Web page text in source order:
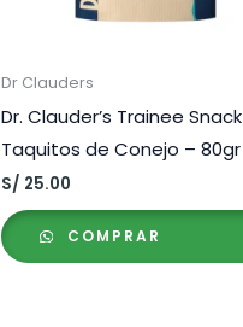
Dr Clauders
Dr. Clauder’s Trainee Snack
Taquitos de Conejo – 80gr
S/ 25.00
COMPRAR